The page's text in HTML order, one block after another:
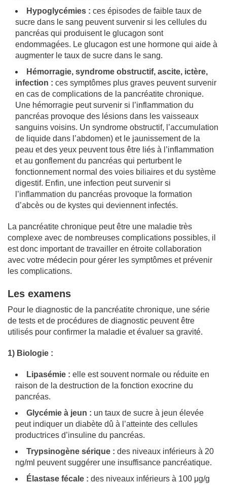
Hypoglycémies : ces épisodes de faible taux de
sucre dans le sang peuvent survenir si les cellules du
pancréas qui produisent le glucagon sont
endommagées. Le glucagon est une hormone qui aide à
augmenter le taux de sucre dans le sang.
Hémorragie, syndrome obstructif, ascite, ictère,
infection : ces symptômes plus graves peuvent survenir
en cas de complications de la pancréatite chronique.
Une hémorragie peut survenir si l’inflammation du
pancréas provoque des lésions dans les vaisseaux
sanguins voisins. Un syndrome obstructif, l’accumulation
de liquide dans l’abdomen) et le jaunissement de la
peau et des yeux peuvent tous être liés à l’inflammation
et au gonflement du pancréas qui perturbent le
fonctionnement normal des voies biliaires et du système
digestif. Enfin, une infection peut survenir si
l’inflammation du pancréas provoque la formation
d’abcès ou de kystes qui deviennent infectés.
La pancréatite chronique peut être une maladie très
complexe avec de nombreuses complications possibles, il
est donc important de travailler en étroite collaboration
avec votre médecin pour gérer les symptômes et prévenir
les complications.
Les examens
Pour le diagnostic de la pancréatite chronique, une série
de tests et de procédures de diagnostic peuvent être
utilisés pour confirmer la maladie et évaluer sa gravité.
1) Biologie :
Lipasémie : elle est souvent normale ou réduite en
raison de la destruction de la fonction exocrine du
pancréas.
Glycémie à jeun : un taux de sucre à jeun élevée
peut indiquer un diabète dû à l’atteinte des cellules
productrices d’insuline du pancréas.
Trypsinogène sérique : des niveaux inférieurs à 20
ng/ml peuvent suggérer une insuffisance pancréatique.
Élastase fécale : des niveaux inférieurs à 100 μg/g